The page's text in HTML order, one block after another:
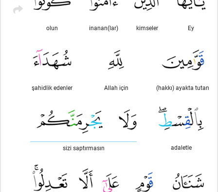
Ey
kimseler
inanan(lar)
olun
(hakkı) ayakta tutan
Allah için
şahidlik edenler
adaletle
sizi saptırmasın